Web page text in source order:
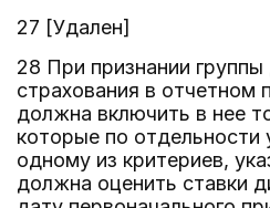
27 [Удален]
28 При признании группы
страхования в отчетном
должна включить в нее
которые по отдельности
одному из критериев,
должна оценить ставки